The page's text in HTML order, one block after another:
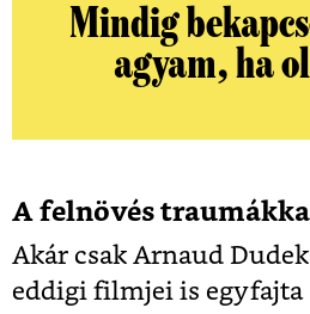
Mindig
agyam, ha
A felnövés
Akár csak Arnaud
eddigi filmjei is egyfajta